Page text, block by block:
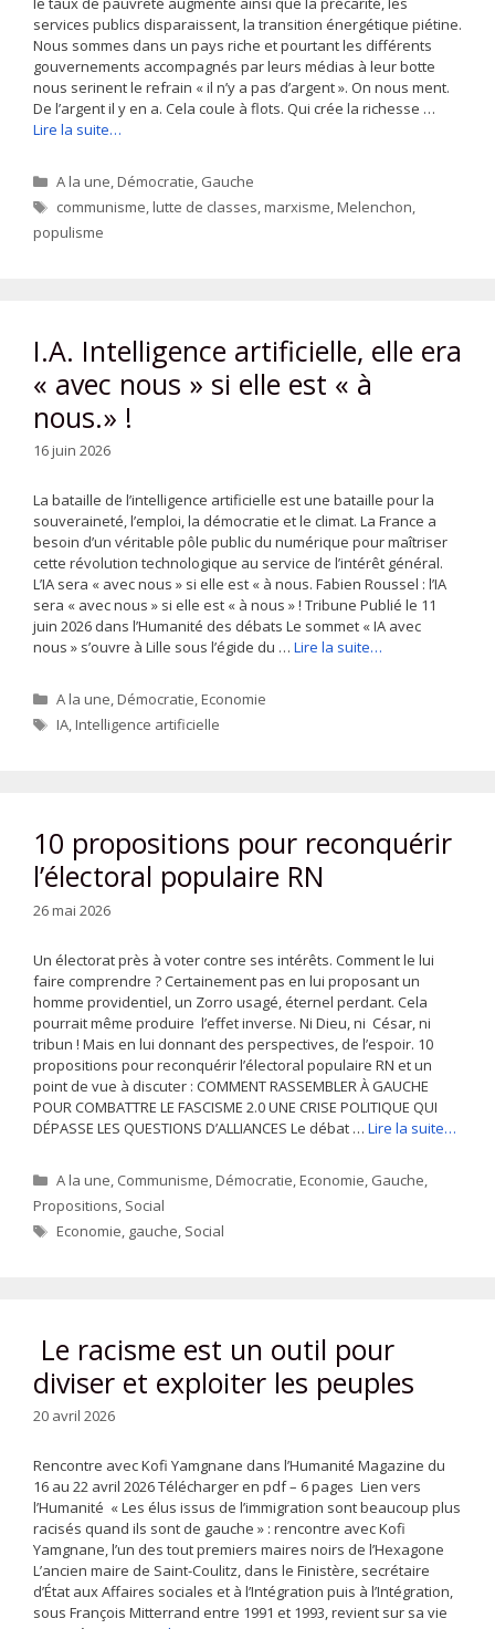
services publics disparaissent, la transition énergétique piétine.
Nous sommes dans un pays riche et pourtant les différents
gouvernements accompagnés par leurs médias à leur botte
nous serinent le refrain « il n’y a pas d’argent ». On nous ment.
De l’argent il y en a. Cela coule à flots. Qui crée la richesse …
Lire la suite…
Catégories
A la une,Démocratie, Gauche
Étiquettes
communisme,lutte de classes,marxisme,Melenchon,
populisme
I.A. Intelligence artificielle, elle era
« avec nous » si elle est « à
nous.» !
16 juin 2026
La bataille de l’intelligence artificielle est une bataille pour la
souveraineté, l’emploi, la démocratie et le climat. La France a
besoin d’un véritable pôle public du numérique pour maîtriser
cette révolution technologique au service de l’intérêt général.
L’IA sera « avec nous » si elle est « à nous. Fabien Roussel : l’IA
sera « avec nous » si elle est « à nous » ! Tribune Publié le 11
juin 2026 dans l’Humanité des débats Le sommet « IA avec
nous » s’ouvre à Lille sous l’égide du … Lire la suite…
Catégories
A la une,Démocratie,Economie
Étiquettes
IA,Intelligence artificielle
10 propositions pour reconquérir
l’électoral populaire RN
26 mai 2026
Un électorat près à voter contre ses intérêts. Comment le lui
faire comprendre ? Certainement pas en lui proposant un
homme providentiel, un Zorro usagé, éternel perdant. Cela
pourrait même produire l’effet inverse. Ni Dieu, ni César, ni
tribun ! Mais en lui donnant des perspectives, de l’espoir. 10
propositions pour reconquérir l’électoral populaire RN et un
point de vue à discuter : COMMENT RASSEMBLER À GAUCHE
POUR COMBATTRE LE FASCISME 2.0 UNE CRISE POLITIQUE QUI
DÉPASSE LES QUESTIONS D’ALLIANCES Le débat … Lire la suite…
Catégories
A la une, Communisme,Démocratie,Economie, Gauche,
Propositions, Social
Étiquettes
Economie, gauche, Social
Le racisme est un outil pour
diviser et exploiter les peuples
20 avril 2026
Rencontre avec Kofi Yamgnane dans l’Humanité Magazine du
16 au 22 avril 2026 Télécharger en pdf – 6 pages Lien vers
l’Humanité « Les élus issus de l’immigration sont beaucoup plus
racisés quand ils sont de gauche » : rencontre avec Kofi
Yamgnane, l’un des tout premiers maires noirs de l’Hexagone
L’ancien maire de Saint-Coulitz, dans le Finistère, secrétaire
d’État aux Affaires sociales et à l’Intégration puis à l’Intégration,
sous François Mitterrand entre 1991 et 1993, revient sur sa vie